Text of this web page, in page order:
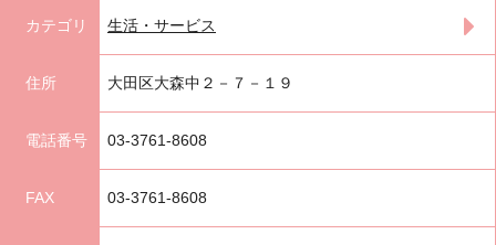
カテゴリ 生活・サービス
住所 大田区大森中２－７－１９
電話番号 03-3761-8608
FAX 03-3761-8608